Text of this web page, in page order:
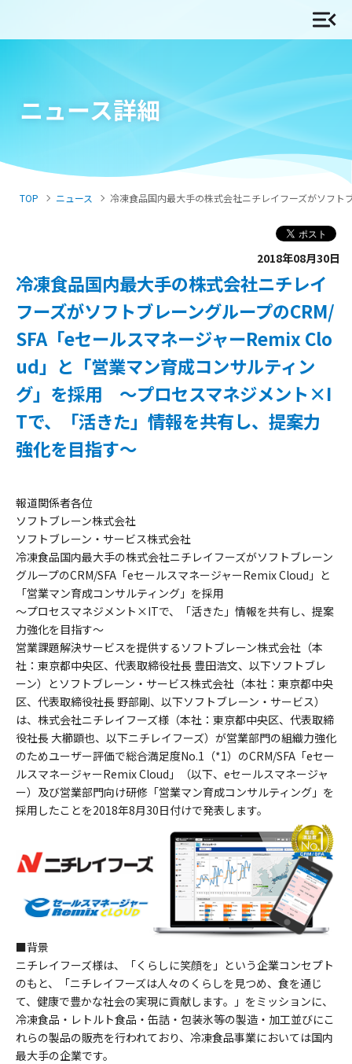
ニュース詳細
TOP ニュース 冷凍食品国内最大手の株式会社ニチレイフーズがソフト
冷凍食品国内最大手の株式会社ニチレイ
フーズがソフトブレーングループのCRM/
SFA「eセールスマネージャーRemix Clo
ud」と「営業マン育成コンサルティン
グ」を採用 ～プロセスマネジメント×I
Tで、「活きた」情報を共有し、提案力
強化を目指す～
報道関係者各位
2018年08月30日
ソフトブレーン株式会社
ソフトブレーン・サービス株式会社
冷凍食品国内最大手の株式会社ニチレイフーズがソフトブレーン
グループのCRM/SFA「eセールスマネージャーRemix Cloud」と
「営業マン育成コンサルティング」を採用
～プロセスマネジメント×ITで、「活きた」情報を共有し、提案
力強化を目指す～
営業課題解決サービスを提供するソフトブレーン株式会社（本
社：東京都中央区、代表取締役社長 豊田浩文、以下ソフトブレ
ーン）とソフトブレーン・サービス株式会社（本社：東京都中央
区、代表取締役社長 野部剛、以下ソフトブレーン・サービス）
は、株式会社ニチレイフーズ様（本社：東京都中央区、代表取締
役社長 大櫛顕也、以下ニチレイフーズ）が営業部門の組織力強化
のためユーザー評価で総合満足度No.1（*1）のCRM/SFA「eセー
ルスマネージャーRemix Cloud」（以下、eセールスマネージャ
ー）及び営業部門向け研修「営業マン育成コンサルティング」を
採用したことを2018年8月30日付けで発表します。
■背景
ニチレイフーズ様は、「くらしに笑顔を」という企業コンセプト
のもと、「ニチレイフーズは人々のくらしを見つめ、食を通じ
て、健康で豊かな社会の実現に貢献します。」をミッションに、
冷凍食品・レトルト食品・缶詰・包装氷等の製造・加工並びにこ
れらの製品の販売を行われており、冷凍食品事業においては国内
最大手の企業です。